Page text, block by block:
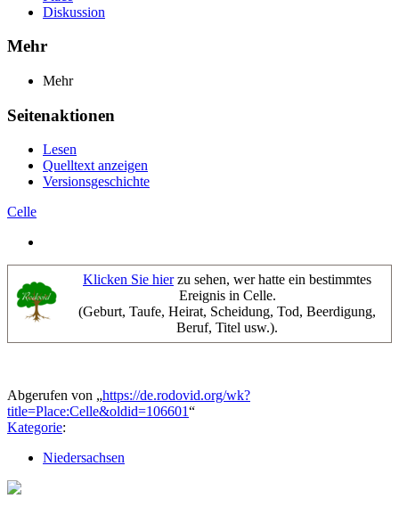
Diskussion
Mehr
Mehr
Seitenaktionen
Lesen
Quelltext anzeigen
Versionsgeschichte
Celle
Klicken Sie hierzu sehen, wer hatte ein bestimmtes
Ereignis in Celle.
(Geburt, Taufe, Heirat, Scheidung, Tod, Beerdigung,
Beruf, Titel usw.).
Abgerufen von „https://de.rodovid.org/wk?
title=Place:Celle&oldid=106601“
Kategorie:
Niedersachsen